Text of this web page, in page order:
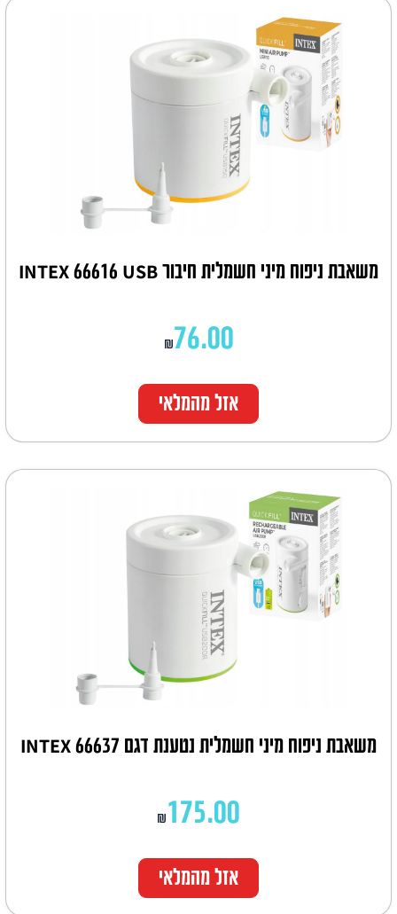
משאבת ניפוח מיני חשמלית חיבור INTEX 66616 USB
₪76.00
אזל מהמלאי
משאבת ניפוח מיני חשמלית נטענת דגם 66637 INTEX
₪ 175.00
אזל מהמלאי